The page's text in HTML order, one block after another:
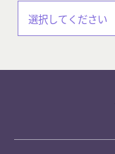
選択してください